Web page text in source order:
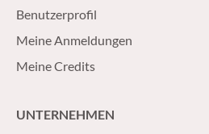
Benutzerprofil
Meine Anmeldungen
Meine Credits
UNTERNEHMEN